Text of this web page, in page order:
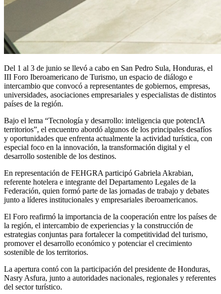
Del 1 al 3 de junio se llevó a cabo en San Pedro Sula, Honduras, el
III Foro Iberoamericano de Turismo, un espacio de diálogo e
intercambio que convocó a representantes de gobiernos, empresas,
universidades, asociaciones empresariales y especialistas de distintos
países de la región.
Bajo el lema “Tecnología y desarrollo: inteligencia que potencIA
territorios”, el encuentro abordó algunos de los principales desafíos
y oportunidades que enfrenta actualmente la actividad turística, con
especial foco en la innovación, la transformación digital y el
desarrollo sostenible de los destinos.
En representación de FEHGRA participó Gabriela Akrabian,
referente hotelera e integrante del Departamento Legales de la
Federación, quien formó parte de las jornadas de trabajo y debates
junto a líderes institucionales y empresariales iberoamericanos.
El Foro reafirmó la importancia de la cooperación entre los países de
la región, el intercambio de experiencias y la construcción de
estrategias conjuntas para fortalecer la competitividad del turismo,
promover el desarrollo económico y potenciar el crecimiento
sostenible de los territorios.
La apertura contó con la participación del presidente de Honduras,
Nasry Asfura, junto a autoridades nacionales, regionales y referentes
del sector turístico.